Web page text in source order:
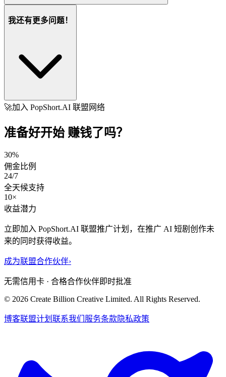
我还有更多问题！
🚀加入 PopShort.AI 联盟网络
准备好开始 赚钱了吗？
30%
佣金比例
24/7
全天候支持
10×
收益潜力
立即加入 PopShort.AI 联盟推广计划，在推广 AI 短剧创作未
来的同时获得收益。
成为联盟合作伙伴›
无需信用卡 · 合格合作伙伴即时批准
© 2026 Create Billion Creative Limited. All Rights Reserved.
博客联盟计划 联系我们 服务条款隐私政策